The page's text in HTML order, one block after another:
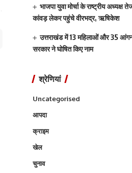
भाजपा युवा मोर्चा के राष्ट्रीय
कांवड़ लेकर पहुंचे वीरभद्र, ऋषिकेश
उत्तराखंड में 13 महिलाओं और 35
सरकार ने घोषित किए नाम
श्रेणियां
Uncategorised
आपदा
क्राइम
खेल
चुनाव